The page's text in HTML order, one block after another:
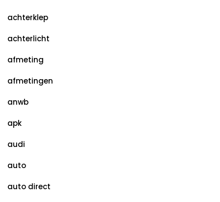
achterklep
achterlicht
afmeting
afmetingen
anwb
apk
audi
auto
auto direct